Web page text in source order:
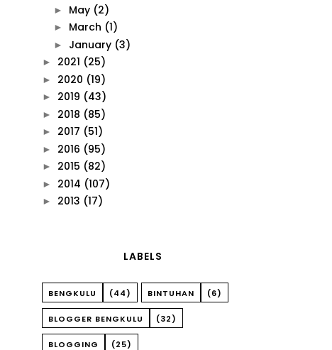
► May (2)
► March (1)
► January (3)
► 2021 (25)
► 2020 (19)
► 2019 (43)
► 2018 (85)
► 2017 (51)
► 2016 (95)
► 2015 (82)
► 2014 (107)
► 2013 (17)
LABELS
BENGKULU (44) BINTUHAN (6)
BLOGGER BENGKULU (32)
BLOGGING (25)